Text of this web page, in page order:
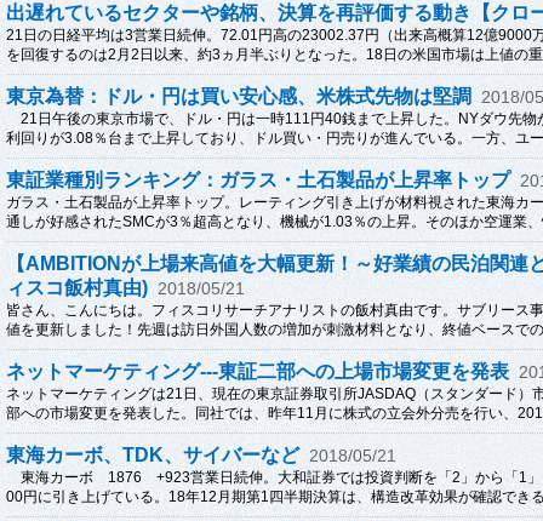
出遅れているセクターや銘柄、決算を再評価する動き【クロ
21日の日経平均は3営業日続伸。72.01円高の23002.37円（出来高概算12億9000
を回復するのは2月2日以来、約3ヵ月半ぶりとなった。18日の米国市場は上値の
東京為替：ドル・円は買い安心感、米株式先物は堅調 2018/
21日午後の東京市場で、ドル・円は一時111円40銭まで上昇した。NYダウ先
利回りが3.08％台まで上昇しており、ドル買い・円売りが進んでいる。一方、ユ
東証業種別ランキング：ガラス・土石製品が上昇率トップ
ガラス・土石製品が上昇率トップ。レーティング引き上げが材料視された東海カ
通しが好感されたSMCが3％超高となり、機械が1.03％の上昇。そのほか空運業
【AMBITIONが上場来高値を大幅更新！～好業績の民泊関連
ィスコ飯村真由) 2018/05/21
皆さん、こんにちは。フィスコリサーチアナリストの飯村真由です。サブリース
値を更新しました！先週は訪日外国人数の増加が刺激材料となり、終値ベースで
ネットマーケティング---東証二部への上場市場変更を発表
ネットマーケティングは21日、現在の東京証券取引所JASDAQ（スタンダード）
部への市場変更を発表した。同社では、昨年11月に株式の立会外分売を行い、
東海カーボ、TDK、サイバーなど 2018/05/21
東海カーボ 1876 +923営業日続伸。大和証券では投資判断を「2」から「1」
00円に引き上げている。18年12月期第1四半期決算は、構造改革効果が確認でき